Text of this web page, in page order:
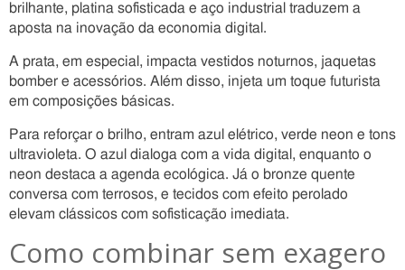
brilhante, platina sofisticada e aço industrial traduzem a
aposta na inovação da economia digital.
A prata, em especial, impacta vestidos noturnos, jaquetas
bomber e acessórios. Além disso, injeta um toque futurista
em composições básicas.
Para reforçar o brilho, entram azul elétrico, verde neon e tons
ultravioleta. O azul dialoga com a vida digital, enquanto o
neon destaca a agenda ecológica. Já o bronze quente
conversa com terrosos, e tecidos com efeito perolado
elevam clássicos com sofisticação imediata.
Como combinar sem exagero